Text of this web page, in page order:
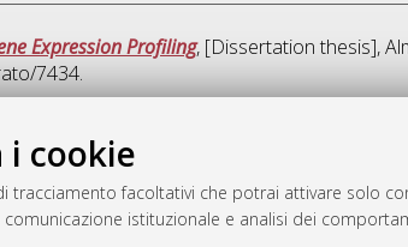
i cookie
facoltativi che potrai attivare solo
istituzionale e analisi dei
Expression Profiling, [Dissertation thesis],
7434.
Questa lista e' stata generata il